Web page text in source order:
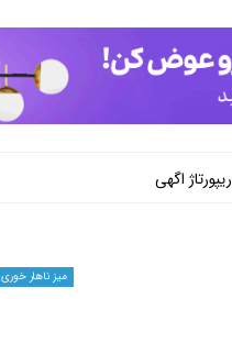
ریپورتاژ اگهی
میز ناهار خوری